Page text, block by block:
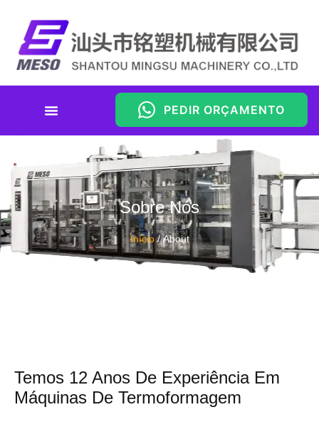
PEDIR ORÇAMENTO
Sobre Nós
Início/ About
Temos 12 Anos De Experiência Em
Máquinas De Termoformagem